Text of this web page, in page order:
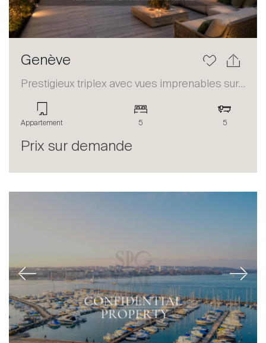
Genève
Prestigieux triplex avec vues imprenables sur le lac et les Alpes
Appartement 5 5
Prix sur demande
Previous Next